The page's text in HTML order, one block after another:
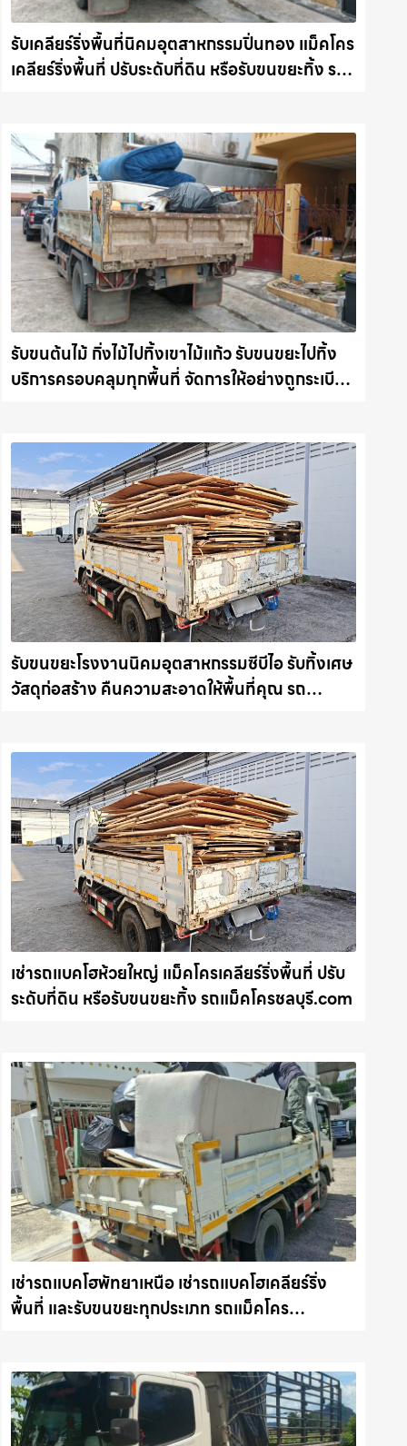
รับเคลียร์ริ่งพื้นที่นิคมอุตสาหกรรมปิ่นทอง แม็คโคร
เคลียร์ริ่งพื้นที่ ปรับระดับที่ดิน หรือรับขนขยะทิ้ง รถ
รับขนต้นไม้ กิ่งไม้ไปทิ้งเขาไม้แก้ว รับขนขยะไปทิ้ง
บริการครอบคลุมทุกพื้นที่ จัดการให้อย่างถูกระเบียบ
รับขนขยะโรงงานนิคมอุตสาหกรรมซีบีไอ รับทิ้งเศษ
วัสดุก่อสร้าง คืนความสะอาดให้พื้นที่คุณ รถ
เช่ารถแบคโฮห้วยใหญ่ แม็คโครเคลียร์ริ่งพื้นที่ ปรับ
ระดับที่ดิน หรือรับขนขยะทิ้ง รถแม็คโครชลบุรี.com
เช่ารถแบคโฮพัทยาเหนือ เช่ารถแบคโฮเคลียร์ริ่ง
พื้นที่ และรับขนขยะทุกประเภท รถแม็คโคร